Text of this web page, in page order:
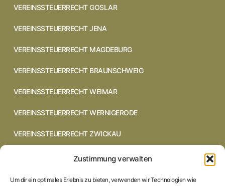
Zustimmung verwalten
Um dir ein optimales Erlebnis zu bieten, verwenden wir Technologien wie
VEREINSSTEUERRECHT GOSLAR
VEREINSSTEUERRECHT JENA
VEREINSSTEUERRECHT MAGDEBURG
VEREINSSTEUERRECHT BRAUNSCHWEIG
VEREINSSTEUERRECHT WEIMAR
VEREINSSTEUERRECHT WERNIGERODE
VEREINSSTEUERRECHT ZWICKAU
VEREINSSTEUERRECHT CHEMNITZ
VEREINSSTEUERRECHT DRESDEN